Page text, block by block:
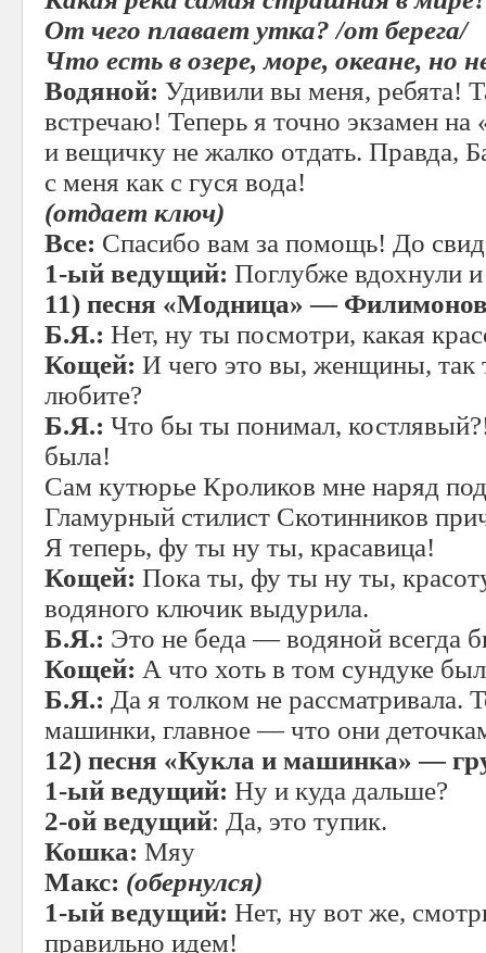
От чего плавает утка? /от берега/
Что есть в озере, море, океане, но
Водяной: Удивили вы меня, ребята!
встречаю! Теперь я точно экзамен
и вещичку не жалко отдать. Правда,
с меня как с гуся вода!
(отдает ключ)
Все: Спасибо вам за помощь! До
1-ый ведущий: Поглубже вдохнули
11) песня «Модница» —
Б.Я.: Нет, ну ты посмотри, какая
Кощей: И чего это вы, женщины, так
любите?
Б.Я.: Что бы ты понимал,
была!
Сам кутюрье Кроликов мне наряд
Гламурный стилист Скотинников
Я теперь, фу ты ну ты, красавица!
Кощей: Пока ты, фу ты ну ты,
водяного ключик выдурила.
Б.Я.: Это не беда — водяной всегда
Кощей: А что хоть в том сундуке
Б.Я.: Да я толком не рассматривала.
машинки, главное — что они
12) песня «Кукла и машинка» —
1-ый ведущий: Ну и куда дальше?
2-ой ведущий: Да, это тупик.
Кошка: Мяу
Макс: (обернулся)
1-ый ведущий: Нет, ну вот же,
правильно идем!